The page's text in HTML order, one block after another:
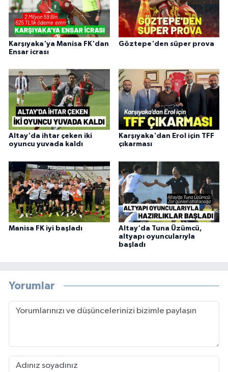
Karşıyaka'ya Manisa FK'dan
Ensar icrası
Göztepe'den süper prova
Altay'da ihtar çeken iki
oyuncu yuvada kaldı
Karşıyaka'dan Erol için TFF
çıkarması
Manisa FK iyi başladı
Altay'da Tuna Üzümcü,
altyapı oyuncularıyla
başladı
Yorumlar